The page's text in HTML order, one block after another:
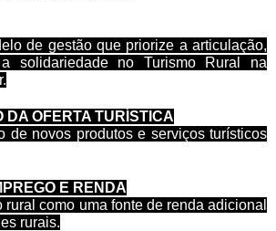
de gestão que priorize a articulação,
solidariedade no Turismo Rural na
DA OFERTA TURÍSTICA
de novos produtos e serviços turísticos
E RENDA
rural como uma fonte de renda adicional
rurais.